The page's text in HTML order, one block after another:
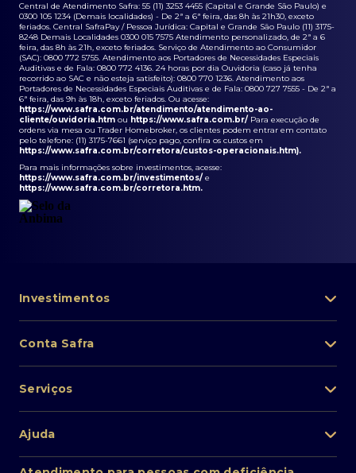
Central de Atendimento Safra: 55 (11) 3253 4455 (Capital e Grande São Paulo) e
0300 105 1234 (Demais localidades) - De 2ª a 6ª feira, das 8h às 21h30, exceto
feriados. Central SafraPay / Pessoa Jurídica: Capital e Grande São Paulo (11) 3175-
8248 Demais Localidades 0300 015 7575 Atendimento personalizado, de 2ª a 6
feira, das 8h às 21h, exceto feriados. Serviço de Atendimento ao Consumidor
(SAC): 0800 772 5755. Atendimento aos Portadores de Necessidades Especiais
Auditivas e de Fala: 0800 772 4136. 24 horas por dia Ouvidoria (caso já tenha
recorrido ao SAC e não esteja satisfeito): 0800 770 1236. Atendimento aos
Portadores de Necessidades Especiais Auditivas e de Fala: 0800 727 7555 - De 2ª a
6ª feira, das 9h às 18h, exceto feriados. Ou acesse:
https://www.safra.com.br/atendimento/atendimento-ao-
cliente/ouvidoria.htm ou https://www.safra.com.br/ Para execução de
ordens via mesa ou Trader Homebroker, os clientes podem entrar em contato
pelo telefone: (11) 3175-7661 (serviço pago, confira os custos em
https://www.safra.com.br/corretora/custos-operacionais.htm).
Para mais informações sobre investimentos, acesse:
https://www.safra.com.br/investimentos/ e
https://www.safra.com.br/corretora.htm.
Investimentos
Lista de fundos de investimento
Private Banking
Renda fixa
Conta Safra
Pessoa Física
Cartões
Empréstimos e financiamentos
Serviços
Perda/roubo de celular
Ajuda
Atendimento ao cliente